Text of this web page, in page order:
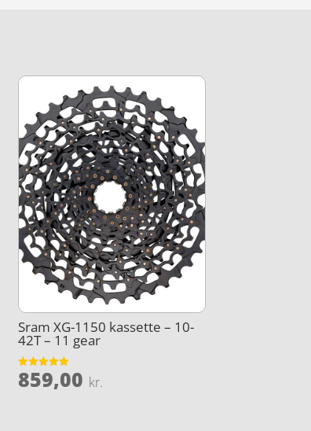
Sram XG-1150 kassette – 10-
42T – 11 gear
Vurderet
5
859,00 kr.